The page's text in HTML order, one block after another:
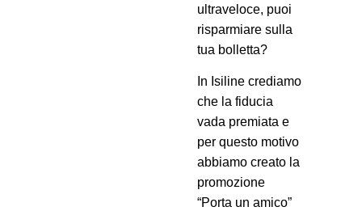
ultraveloce, puoi
risparmiare sulla
tua bolletta?
In Isiline crediamo
che la fiducia
vada premiata e
per questo motivo
abbiamo creato la
promozione
“Porta un amico”